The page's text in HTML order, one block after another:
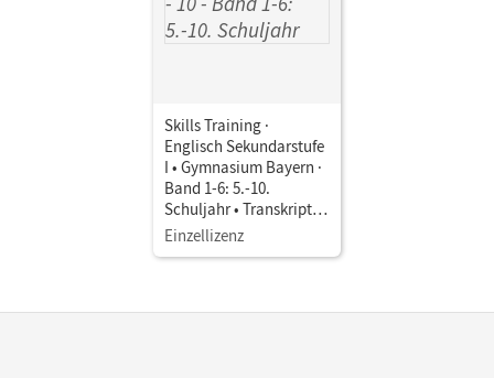
Skills Training ·
Englisch Sekundarstufe
I • Gymnasium Bayern ·
Band 1-6: 5.-10.
Schuljahr • Transkript
für die Jahrgangsstufen
Einzellizenz